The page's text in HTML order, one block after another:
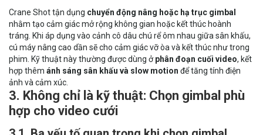
Crane Shot tận dụng chuyển động nâng hoặc hạ trục gimbal
nhằm tạo cảm giác mở rộng không gian hoặc kết thúc hoành
tráng. Khi áp dụng vào cảnh cô dâu chú rể ôm nhau giữa sân khấu,
cú máy nâng cao dần sẽ cho cảm giác vỡ òa và kết thúc như trong
phim. Kỹ thuật này thường được dùng ởphân đoạn cuối video, kết
hợp thêm ánh sáng sân khấu và slow motion để tăng tính điện
ảnh và cảm xúc.
3. Không chỉ là kỹ thuật: Chọn gimbal phù
hợp cho video cưới